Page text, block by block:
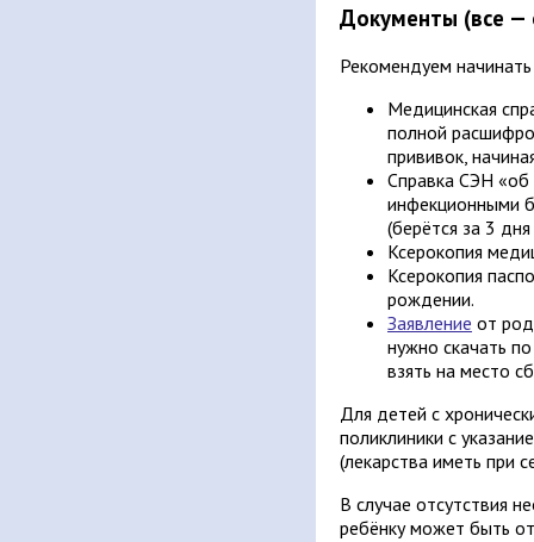
Документы (все —
Рекомендуем начинать
Медицинская
полной
прививок,
Справка СЭН «об
инфекционными
(берётся за 3
Ксерокопия
Ксерокопия
рождении.
Заявление от
нужно скачать
взять на место
Для детей с
поликлиники с
(лекарства иметь при
В случае отсутствия
ребёнку может быть